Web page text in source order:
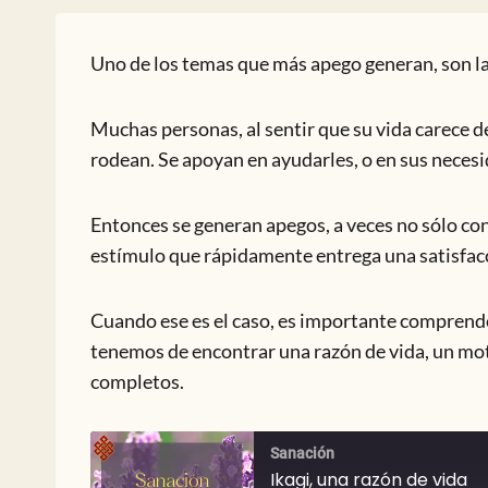
Uno de los temas que más apego generan, son
Muchas personas, al sentir que su vida carece
rodean. Se apoyan en ayudarles, o en sus
Entonces se generan apegos, a veces no sólo
estímulo que rápidamente entrega una
Cuando ese es el caso, es importante
tenemos de encontrar una razón de vida, un
completos.
Sanación
Ikagi, una razón de vida